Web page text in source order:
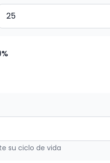
su ciclo de vida